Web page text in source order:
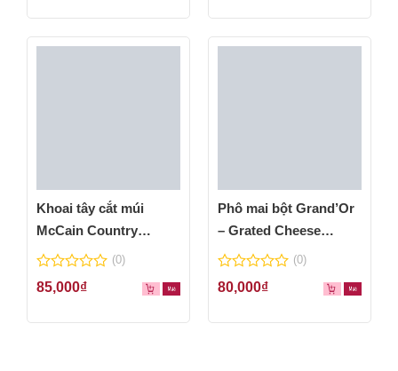
5
5
Khoai tây cắt múi
McCain Country
Wedges 600g
0
out
5
(0)
85,000₫
Phô mai bột Grand’Or
– Grated Cheese
Powder 100g
0
out
5
(0)
80,000₫